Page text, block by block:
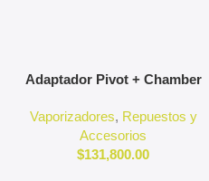
Agregar Al Carrito
Adaptador Pivot + Chamber
Vaporizadores, Repuestos y
Accesorios
$131,800.00